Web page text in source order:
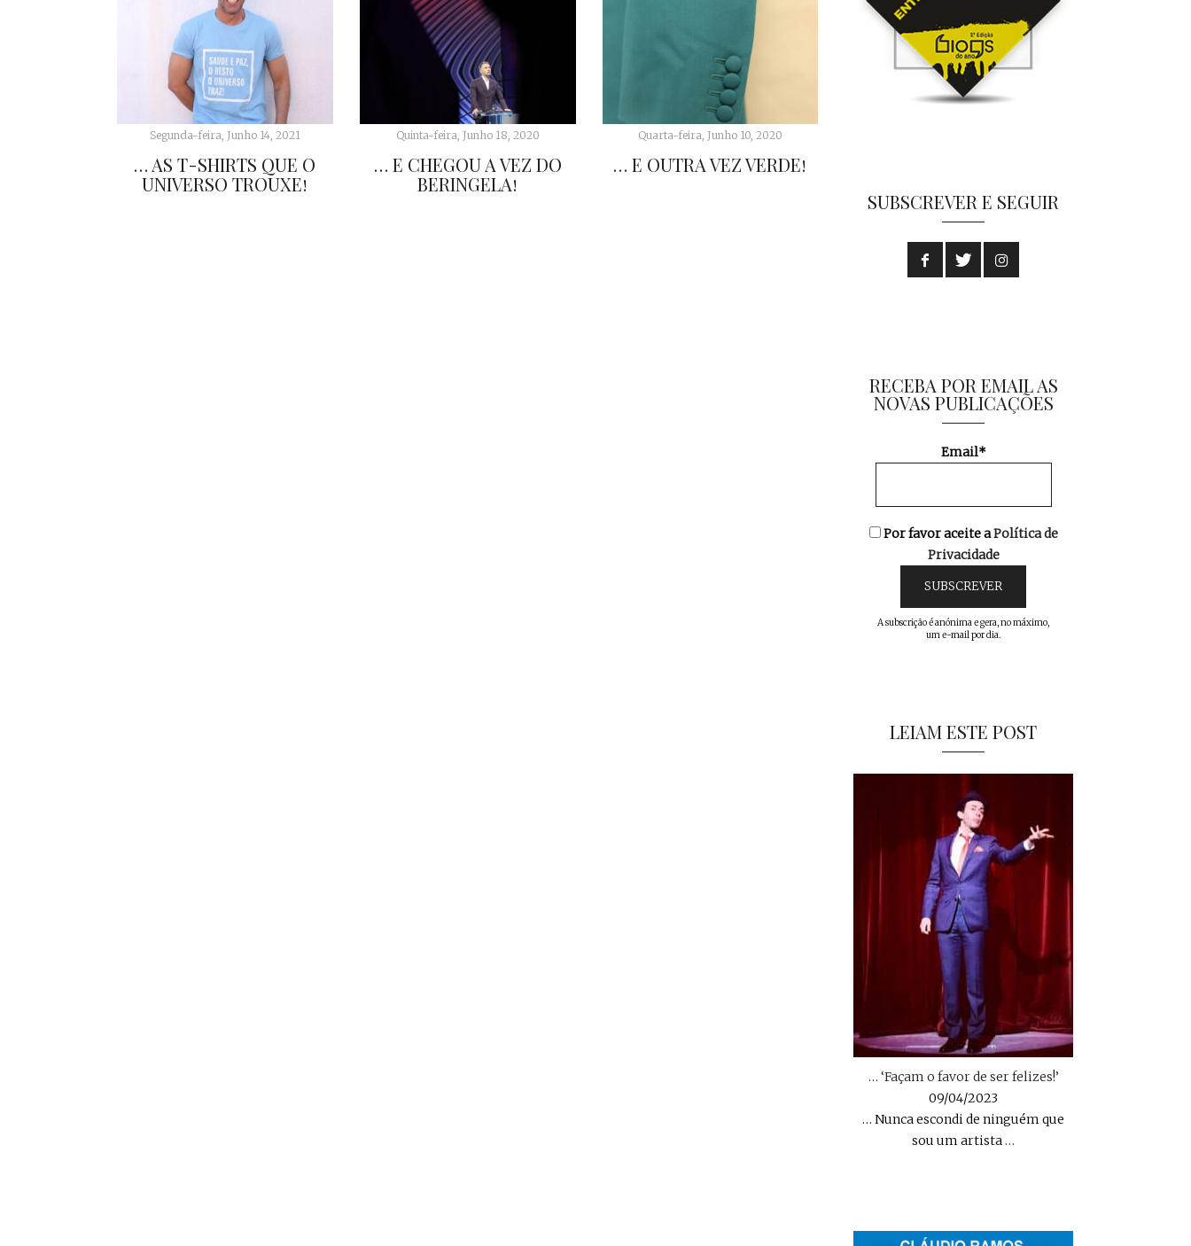
Segunda-feira, Junho 14, 2021
… AS T-SHIRTS QUE O
UNIVERSO TROUXE!
Quinta-feira, Junho 18, 2020
… E CHEGOU A VEZ DO
BERINGELA!
Quarta-feira, Junho 10, 2020
… E OUTRA VEZ VERDE!
SUBSCREVER E SEGUIR
RECEBA POR EMAIL AS
NOVAS PUBLICAÇÕES
Email*
Por favor aceite aPolítica de
Privacidade
A subscrição é anónima e gera, no máximo,
um e-mail por dia.
LEIAM ESTE POST
… ‘Façam o favor de ser felizes!’
09/04/2023
… Nunca escondi de ninguém que
sou um artista…